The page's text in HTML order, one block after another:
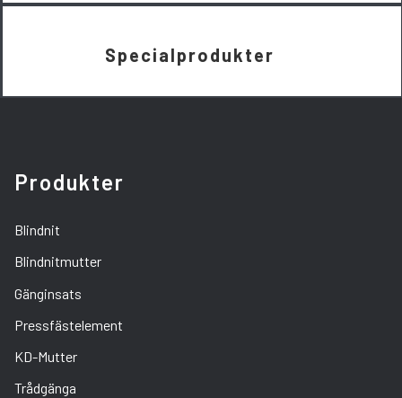
Specialprodukter
Produkter
Blindnit
Blindnitmutter
Gänginsats
Pressfästelement
KD-Mutter
Trådgänga